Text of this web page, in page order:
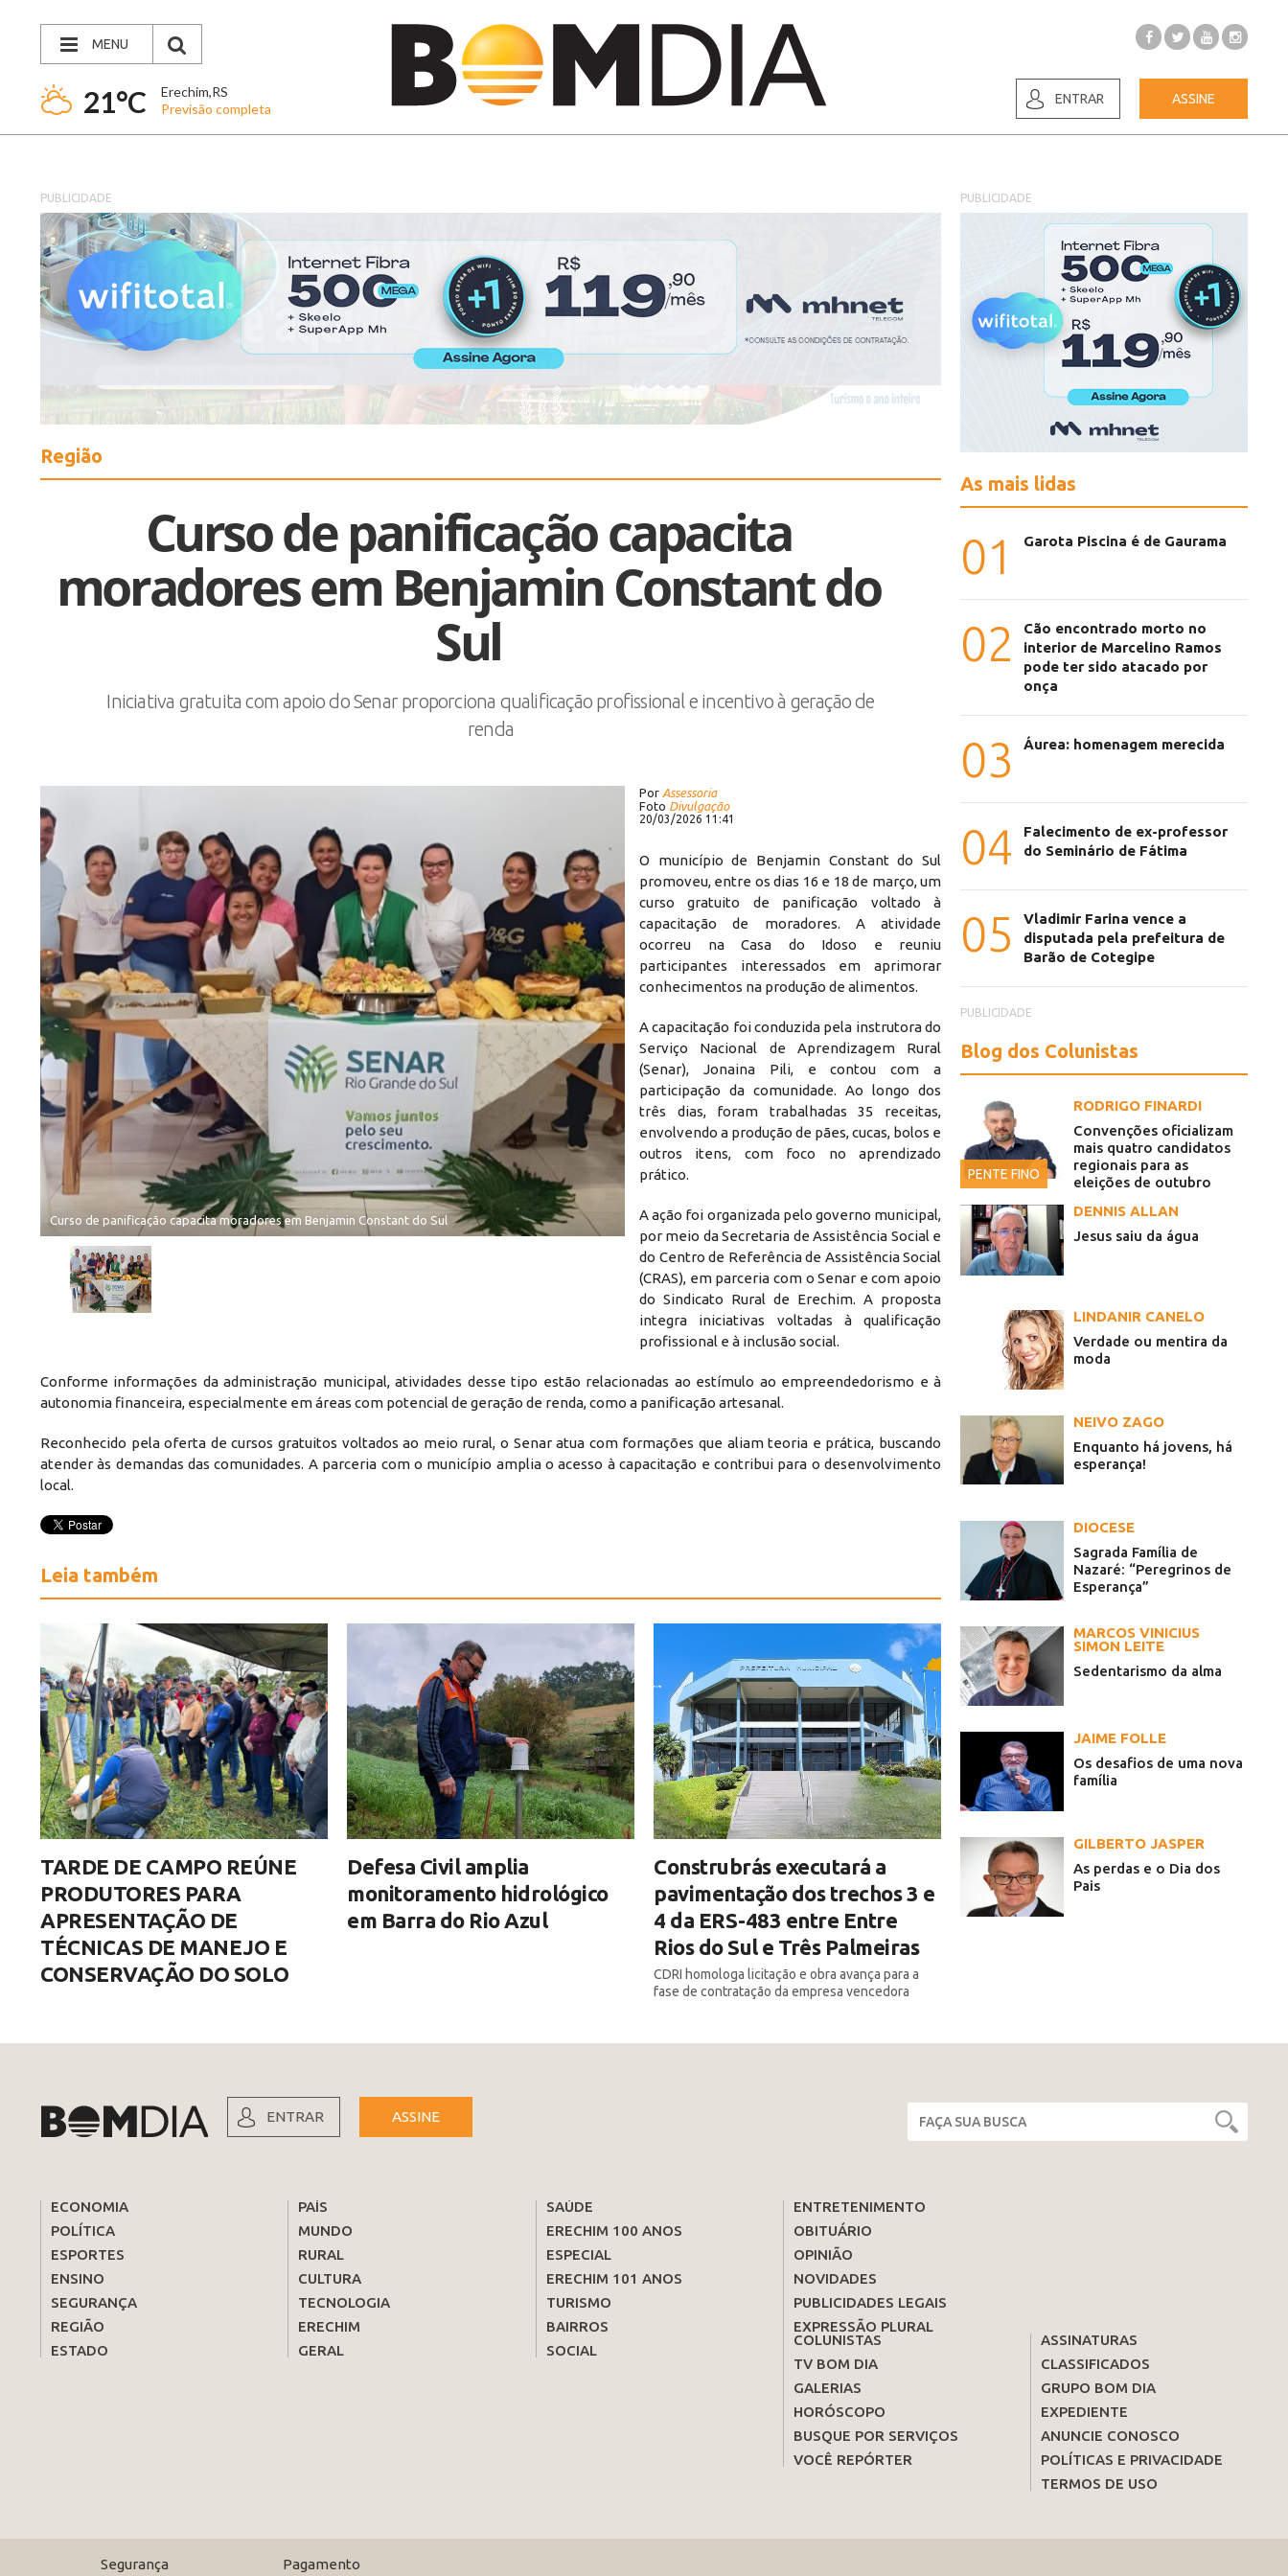
MENU
21°C
Erechim,RS
Previsão completa
ENTRAR ASSINE
PUBLICIDADE
Região
Curso de panificação capacita
moradores em Benjamin Constant do
Sul
Iniciativa gratuita com apoio do Senar proporciona qualificação profissional e incentivo à geração de
renda
Curso de panificação capacita moradores em Benjamin Constant do Sul
Por Assessoria
Foto Divulgação
20/03/2026 11:41
O município de Benjamin Constant do Sul
promoveu, entre os dias 16 e 18 de março, um
curso gratuito de panificação voltado à
capacitação de moradores. A atividade
ocorreu na Casa do Idoso e reuniu
participantes interessados em aprimorar
conhecimentos na produção de alimentos.
A capacitação foi conduzida pela instrutora do
Serviço Nacional de Aprendizagem Rural
(Senar), Jonaina Pili, e contou com a
participação da comunidade. Ao longo dos
três dias, foram trabalhadas 35 receitas,
envolvendo a produção de pães, cucas, bolos e
outros itens, com foco no aprendizado
prático.
A ação foi organizada pelo governo municipal,
por meio da Secretaria de Assistência Social e
do Centro de Referência de Assistência Social
(CRAS), em parceria com o Senar e com apoio
do Sindicato Rural de Erechim. A proposta
integra iniciativas voltadas à qualificação
profissional e à inclusão social.
Conforme informações da administração municipal, atividades desse tipo estão relacionadas ao estímulo ao empreendedorismo e à
autonomia financeira, especialmente em áreas com potencial de geração de renda, como a panificação artesanal.
Reconhecido pela oferta de cursos gratuitos voltados ao meio rural, o Senar atua com formações que aliam teoria e prática, buscando
atender às demandas das comunidades. A parceria com o município amplia o acesso à capacitação e contribui para o desenvolvimento
local.
Leia também
TARDE DE CAMPO REÚNE
PRODUTORES PARA
APRESENTAÇÃO DE
TÉCNICAS DE MANEJO E
CONSERVAÇÃO DO SOLO
Defesa Civil amplia
monitoramento hidrológico
em Barra do Rio Azul
Construbrás executará a
pavimentação dos trechos 3 e
4 da ERS-483 entre Entre
Rios do Sul e Três Palmeiras
CDRI homologa licitação e obra avança para a
fase de contratação da empresa vencedora
PUBLICIDADE
As mais lidas
01 Garota Piscina é de Gaurama
02
Cão encontrado morto no
interior de Marcelino Ramos
pode ter sido atacado por
onça
03 Áurea: homenagem merecida
04
Falecimento de ex-professor
do Seminário de Fátima
05
Vladimir Farina vence a
disputada pela prefeitura de
Barão de Cotegipe
PUBLICIDADE
Blog dos Colunistas
PENTE FINO
RODRIGO FINARDI
Convenções oficializam
mais quatro candidatos
regionais para as
eleições de outubro
DENNIS ALLAN
Jesus saiu da água
LINDANIR CANELO
Verdade ou mentira da
moda
NEIVO ZAGO
Enquanto há jovens, há
esperança!
DIOCESE
Sagrada Família de
Nazaré: “Peregrinos de
Esperança”
MARCOS VINICIUS
SIMON LEITE
Sedentarismo da alma
JAIME FOLLE
Os desafios de uma nova
família
GILBERTO JASPER
As perdas e o Dia dos
Pais
ENTRAR ASSINE
ECONOMIA
POLÍTICA
ESPORTES
ENSINO
SEGURANÇA
REGIÃO
ESTADO
PAÍS
MUNDO
RURAL
CULTURA
TECNOLOGIA
ERECHIM
GERAL
SAÚDE
ERECHIM 100 ANOS
ESPECIAL
ERECHIM 101 ANOS
TURISMO
BAIRROS
SOCIAL
ENTRETENIMENTO
OBITUÁRIO
OPINIÃO
NOVIDADES
PUBLICIDADES LEGAIS
EXPRESSÃO PLURAL
COLUNISTAS
TV BOM DIA
GALERIAS
HORÓSCOPO
BUSQUE POR SERVIÇOS
VOCÊ REPÓRTER
ASSINATURAS
CLASSIFICADOS
GRUPO BOM DIA
EXPEDIENTE
ANUNCIE CONOSCO
POLÍTICAS E PRIVACIDADE
TERMOS DE USO
Segurança Pagamento